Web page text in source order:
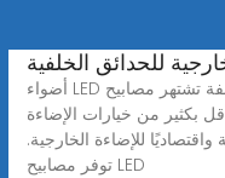
للحدائق الخلفية
أضواء LED الكاشفة تشتهر مصابيح LED الكاشفة بكفاءتها في استهلاك
بكثير من خيارات الإضاءة
واقتصاديًا للإضاءة الخارجية.
توفر مصابيح LED